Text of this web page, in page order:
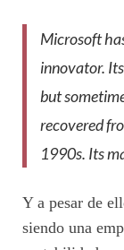
Microsoft
innovator.
but
recovered
1990s. Its
Y a pesar de
siendo una